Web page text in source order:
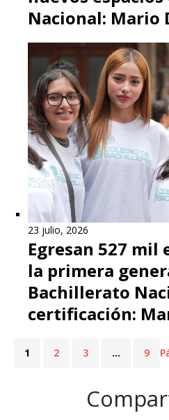
Nacional: Mario
23 julio, 2026
Egresan 527 mil
la primera
Bachillerato
certificación:
1 2 3 … 9